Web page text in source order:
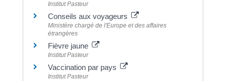
Institut Pasteur
Conseils aux voyageurs
Ministère chargé de l'Europe et des affaires
étrangères
Fièvre jaune
Institut Pasteur
Vaccination par pays
Institut Pasteur